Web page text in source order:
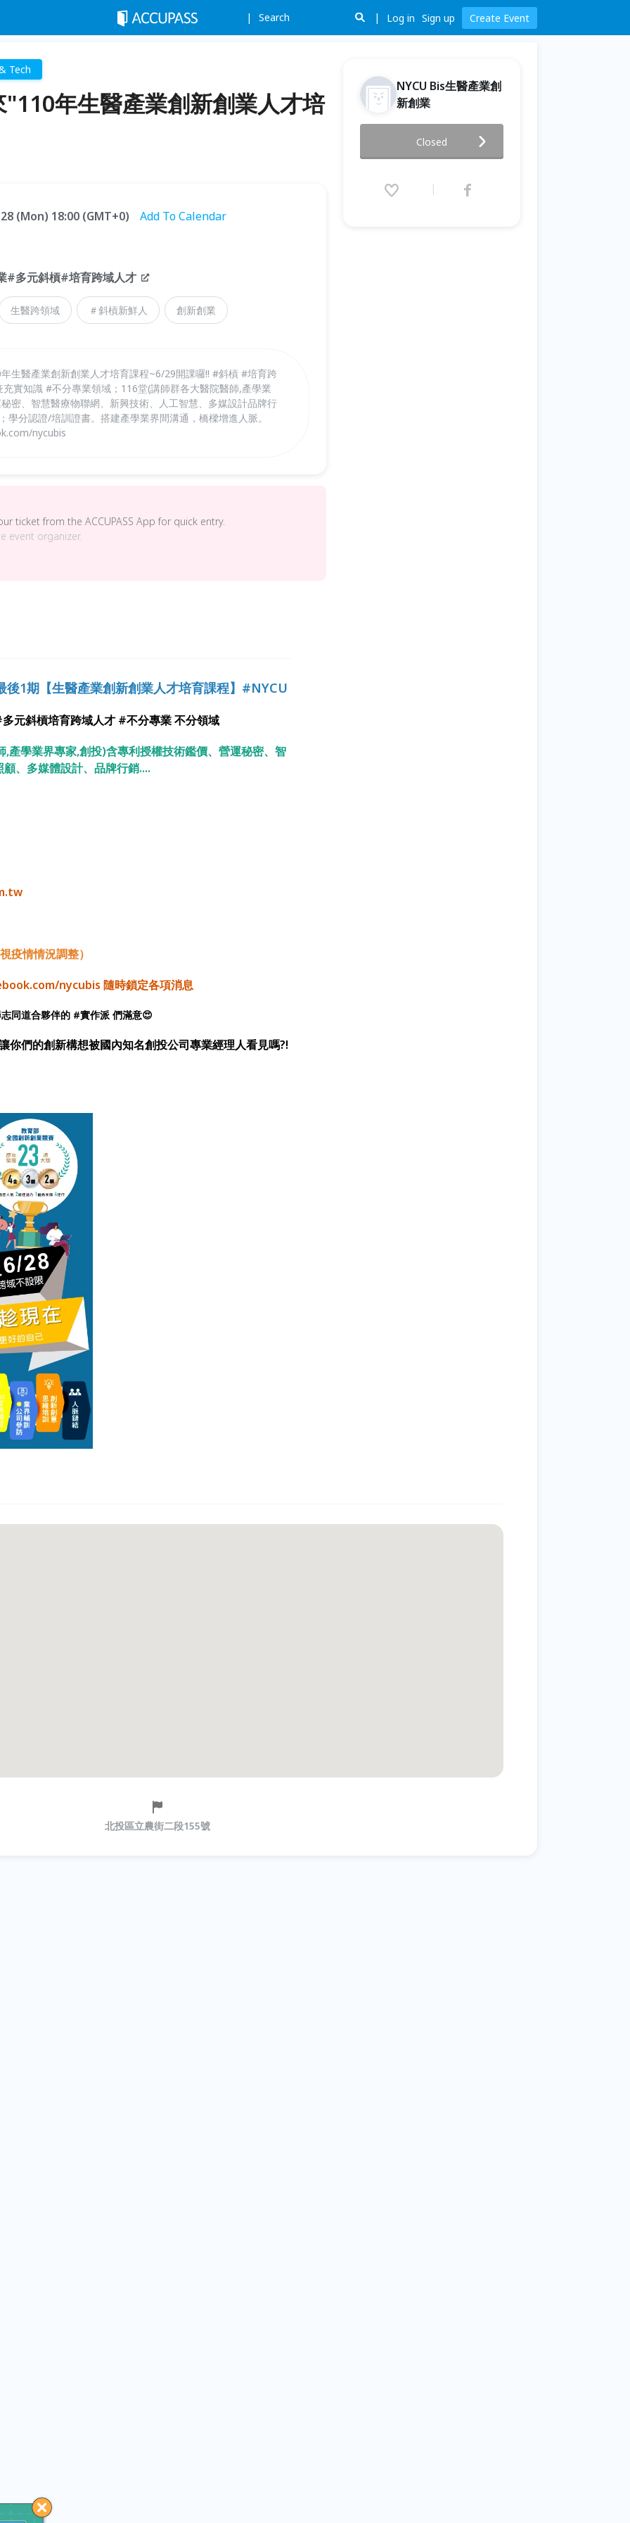
Search Log in Sign up Create Event
Tech
年生醫產業創新創業人才培
(Mon) 18:00 (GMT+0) Add To Calendar
#多元斜槓#培育跨域人才
生醫跨領域 ＃斜槓新鮮人 創新創業
生醫產業創新創業人才培育課程~6/29開課囉!! #斜槓 #培育跨
實知識 #不分專業領域；116堂(講師群各大醫院醫師,產學業
密、智慧醫療物聯網、新興技術、人工智慧、多媒設計品牌行
學分認證/培訓證書。搭建產學業界間溝通，橋樑增進人脈。
nycubis
ticket from the ACCUPASS App for quick entry.
event organizer.
後1期 【生醫產業創新創業人才培育課程】 #NYCU
多元斜槓培育跨域人才 #不分專業 不分領域
產學業界專家,創投)含專利授權技術鑑價、營運秘密、智
、多媒體設計、品牌行銷....
情情況調整）
nycubis 隨時鎖定各項消息
同道合夥伴的 #實作派 們滿意😍
你們的創新構想被國內知名創投公司專業經理人看見嗎?!
NYCU Bis生醫產業創
新創業
產業創新創業人才培育課程
~NYCU Bis
(Mon) 18:00 (GMT+0)
Closed
北投區立農街二段155號